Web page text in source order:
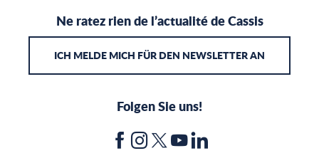
Ne ratez rien de l’actualité de Cassis
ICH MELDE MICH FÜR DEN NEWSLETTER AN
Folgen Sie uns!